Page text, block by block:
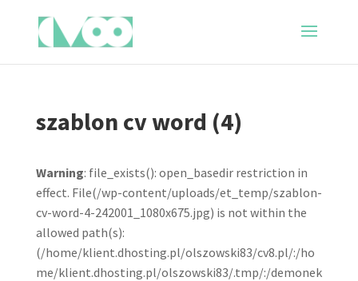
szablon cv word (4)
Warning: file_exists(): open_basedir restriction in
effect. File(/wp-content/uploads/et_temp/szablon-
cv-word-4-242001_1080x675.jpg) is not within the
allowed path(s):
(/home/klient.dhosting.pl/olszowski83/cv8.pl/:/ho
me/klient.dhosting.pl/olszowski83/.tmp/:/demonek